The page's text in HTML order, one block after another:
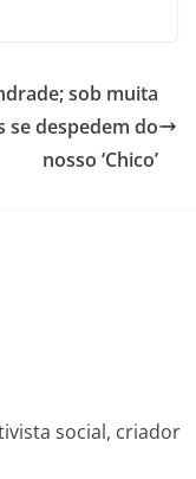
sob muita
se despedem do
nosso ‘Chico’
social, criador